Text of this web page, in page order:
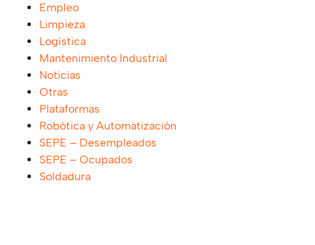
Empleo
Limpieza
Logística
Mantenimiento Industrial
Noticias
Otras
Plataformas
Robótica y Automatización
SEPE – Desempleados
SEPE – Ocupados
Soldadura